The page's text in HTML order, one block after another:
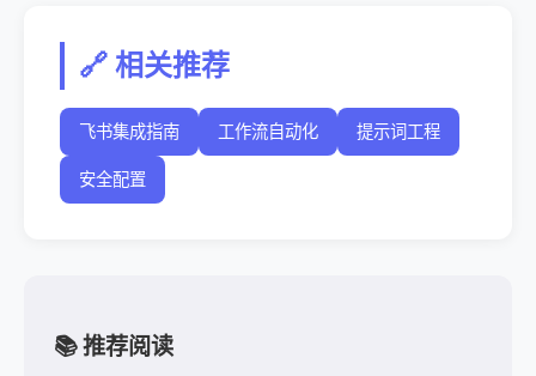
🔗 相关推荐
飞书集成指南 工作流自动化 提示词工程
安全配置
📚 推荐阅读